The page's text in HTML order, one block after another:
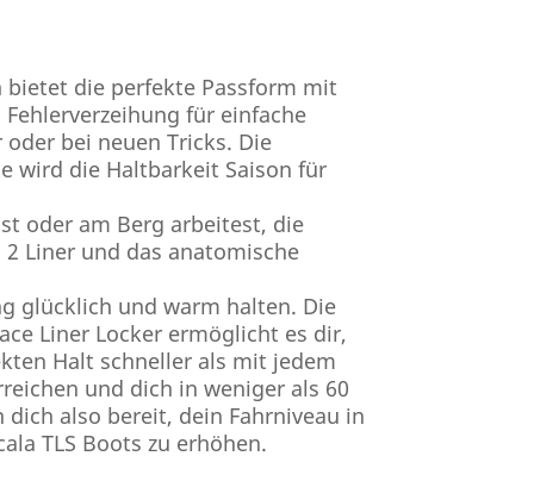
bietet die perfekte Passform mit
für einfache
bei neuen Tricks. Die
wird die Haltbarkeit Saison für
oder am Berg arbeitest, die
Liner und das anatomische
glücklich und warm halten. Die
Liner Locker ermöglicht es dir,
Halt schneller als mit jedem
und dich in weniger als 60
also bereit, dein Fahrniveau in
TLS Boots zu erhöhen.